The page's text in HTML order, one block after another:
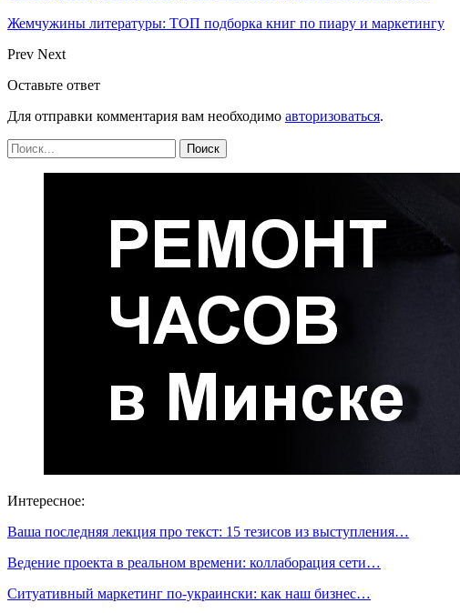
Жемчужины литературы: ТОП подборка книг по пиару и маркетингу
Prev Next
Оставьте ответ
Для отправки комментария вам необходимо авторизоваться.
Интересное:
Ваша последняя лекция про текст: 15 тезисов из выступления…
Ведение проекта в реальном времени: коллаборация сети…
Ситуативный маркетинг по-украински: как наш бизнес…